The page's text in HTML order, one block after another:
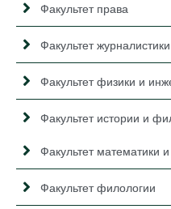
Факультет права
Факультет
Факультет физики и
Факультет истории и
Факультет математики
Факультет филологии